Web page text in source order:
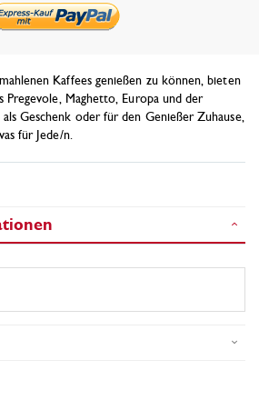
Kaffees genießen zu können, bieten
Pregevole, Maghetto, Europa und der
Geschenk oder für den Genießer Zuhause,
für Jede/n.